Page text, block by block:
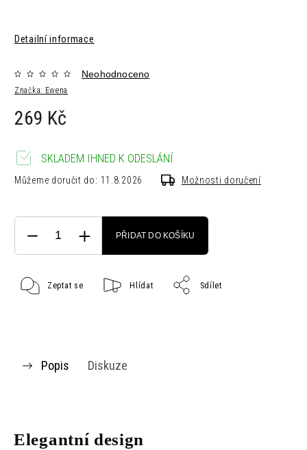
Detailní informace
Značka: Ewena
Neohodnoceno
269 Kč
SKLADEM IHNED K ODESLÁNÍ
Můžeme doručit do: 11.8.2026 Možnosti doručení
PŘIDAT DO KOŠÍKU
Zeptat se Hlídat Sdílet
Popis Diskuze
Elegantní design